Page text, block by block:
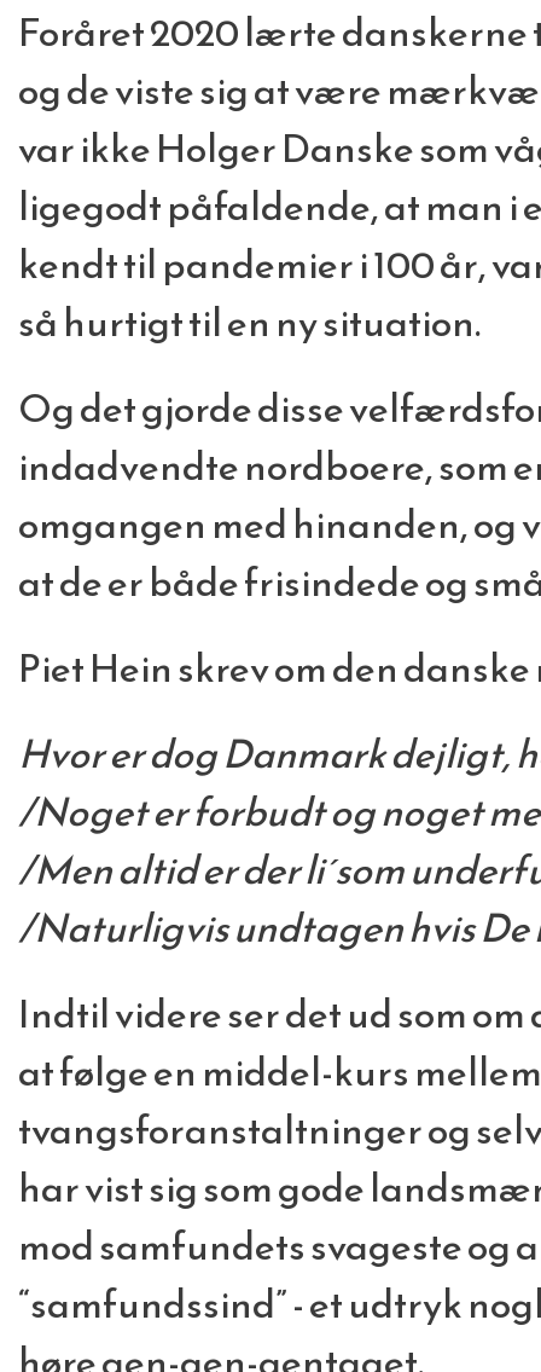
Foråret 2020 lærte danskerne
og de viste sig at være
var ikke Holger Danske som
ligegodt påfaldende, at man i
kendt til pandemier i 100 år,
så hurtigt til en ny situation.
Og det gjorde disse
indadvendte nordboere, som
omgangen med hinanden, og
at de er både frisindede og
Piet Hein skrev om den
Hvor er dog Danmark dejligt,
/Noget er forbudt og noget
/Men altid er der li´som
/Naturligvis undtagen hvis De
Indtil videre ser det ud som
at følge en middel-kurs
tvangsforanstaltninger og
har vist sig som gode
mod samfundets svageste og
“samfundssind” - et udtryk